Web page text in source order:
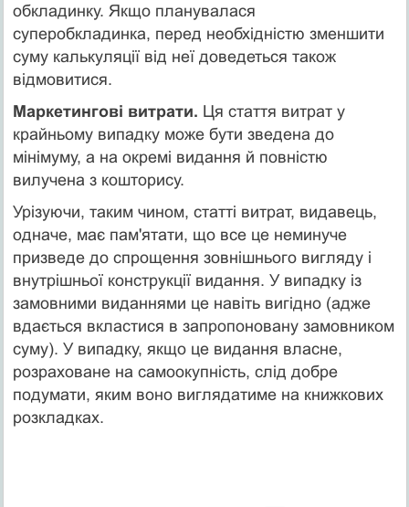
обкладинку. Якщо планувалася
суперобкладинка, перед необхідністю зменшити
суму калькуляції від неї доведеться також
відмовитися.
Маркетингові витрати. Ця стаття витрат у
крайньому випадку може бути зведена до
мінімуму, а на окремі видання й повністю
вилучена з кошторису.
Урізуючи, таким чином, статті витрат, видавець,
одначе, має пам'ятати, що все це неминуче
призведе до спрощення зовнішнього вигляду і
внутрішньої конструкції видання. У випадку із
замовними виданнями це навіть вигідно (адже
вдається вкластися в запропоновану замовником
суму). У випадку, якщо це видання власне,
розраховане на самоокупність, слід добре
подумати, яким воно виглядатиме на книжкових
розкладках.